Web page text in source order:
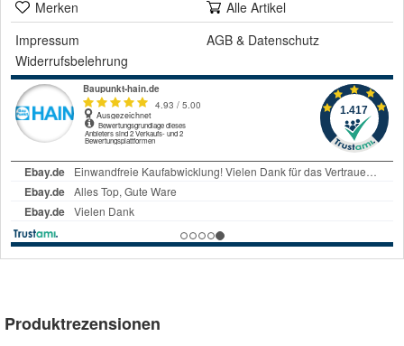
Merken
Alle Artikel
Impressum
AGB & Datenschutz
Widerrufsbelehrung
Produktrezensionen